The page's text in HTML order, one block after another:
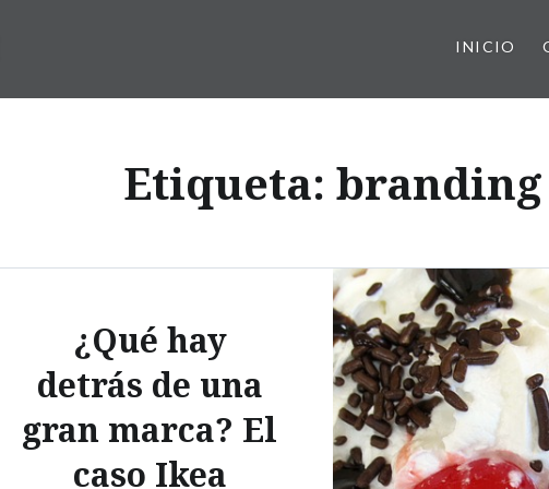
INICIO
Etiqueta: branding
¿Qué hay
detrás de una
gran marca? El
caso Ikea